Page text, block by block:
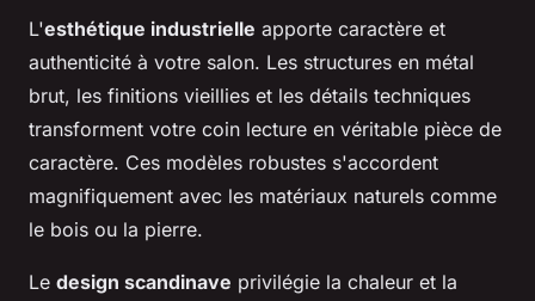
L'esthétique industrielle apporte caractère et
authenticité à votre salon. Les structures en métal
brut, les finitions vieillies et les détails techniques
transforment votre coin lecture en véritable pièce de
caractère. Ces modèles robustes s'accordent
magnifiquement avec les matériaux naturels comme
le bois ou la pierre.
Le design scandinave privilégie la chaleur et la